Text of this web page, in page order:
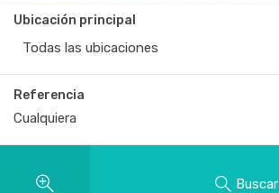
Ubicación principal
Todas las ubicaciones
Referencia
Buscar